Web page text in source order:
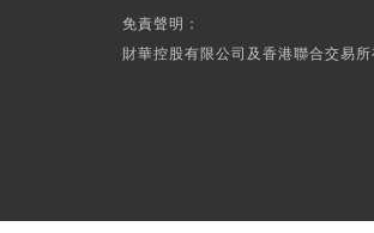
免責聲明：
財華控股有限公司及香港聯合交易